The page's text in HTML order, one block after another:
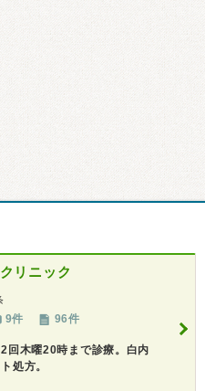
リニック
9件 96件
回木曜20時まで診療。白内
処方。